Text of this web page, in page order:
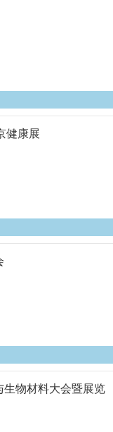
健康展
生物材料大会暨展览